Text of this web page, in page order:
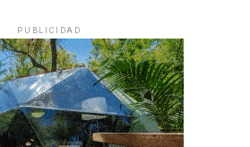
PUBLICIDAD